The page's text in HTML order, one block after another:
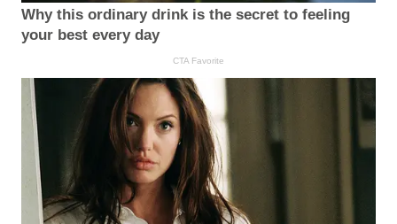
Why this ordinary drink is the secret to feeling
your best every day
CTA Favorite